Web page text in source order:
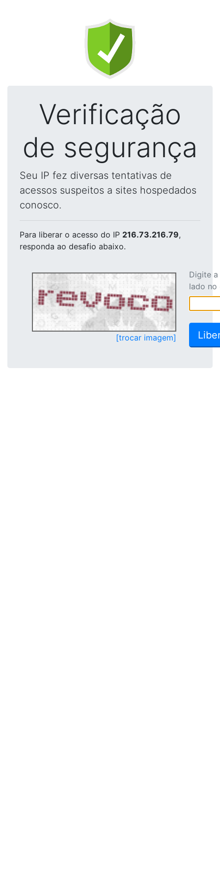
Verificação
de segurança
Seu IP fez diversas tentativas de
acessos suspeitos a sites hospedados
conosco.
Para liberar o acesso do IP 216.73.216.79,
responda ao desafio abaixo.
[trocar imagem]
Digite
lado no